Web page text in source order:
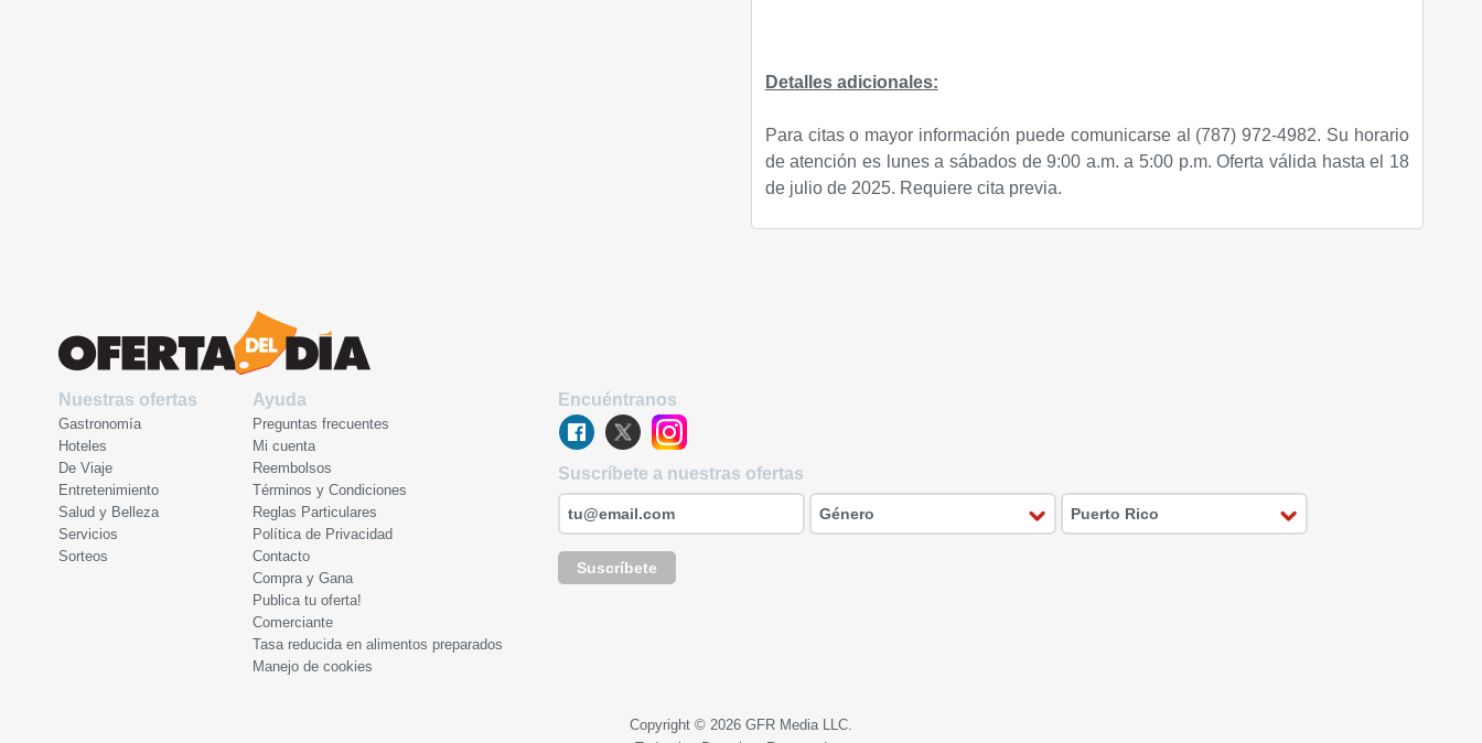
Detalles adicionales:
Para citas o mayor información puede comunicarse al (787) 972-4982. Su horario
de atención es lunes a sábados de 9:00 a.m. a 5:00 p.m. Oferta válida hasta el 18
de julio de 2025. Requiere cita previa.
Nuestras ofertas
Gastronomía
Hoteles
De Viaje
Entretenimiento
Salud y Belleza
Servicios
Sorteos
Ayuda
Preguntas frecuentes
Mi cuenta
Reembolsos
Términos y Condiciones
Reglas Particulares
Política de Privacidad
Contacto
Compra y Gana
Publica tu oferta!
Comerciante
Tasa reducida en alimentos preparados
Manejo de cookies
Encuéntranos
Suscríbete a nuestras ofertas
Suscríbete
Copyright © 2026 GFR Media LLC.